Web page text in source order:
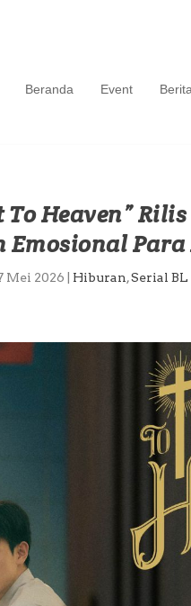
Beranda Event Berita
To Heaven”
Emosional Para
Mei 2026 Hiburan,Serial BL